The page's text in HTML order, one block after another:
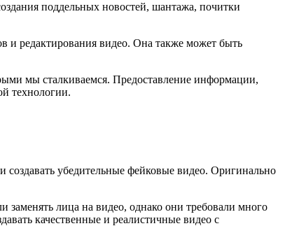
поддельных новостей, шантажа, почитки
и редактирования видео. Она также может быть
мы сталкиваемся. Предоставление информации,
технологии.
создавать убедительные фейковые видео. Оригинально
лица на видео, однако они требовали много
качественные и реалистичные видео с